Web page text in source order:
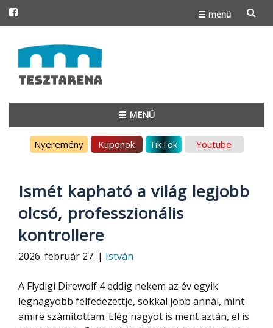
☰ menü
to
content
☰ MENÜ
Nyeremény Kuponok TikTok Youtube
Ismét kapható a világ legjobb
olcsó, professzionális
kontrollere
2026. február 27. | István
A Flydigi Direwolf 4 eddig nekem az év egyik
legnagyobb felfedezettje, sokkal jobb annál, mint
amire számítottam. Elég nagyot is ment aztán, el is